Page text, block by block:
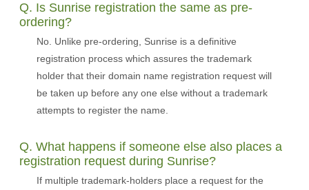
Q. Is Sunrise registration the same as pre-
ordering?
No. Unlike pre-ordering, Sunrise is a definitive
registration process which assures the trademark
holder that their domain name registration request will
be taken up before any one else without a trademark
attempts to register the name.
Q. What happens if someone else also places a
registration request during Sunrise?
If multiple trademark-holders place a request for the